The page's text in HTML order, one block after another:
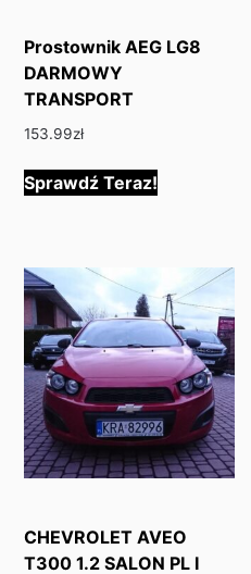
Prostownik AEG LG8
DARMOWY
TRANSPORT
153.99zł
Sprawdź Teraz!
CHEVROLET AVEO
T300 1.2 SALON PL I